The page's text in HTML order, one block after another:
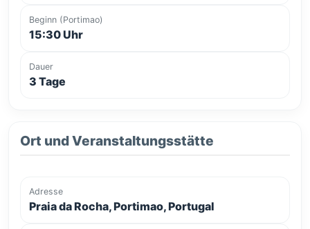
Beginn (Portimao)
15:30 Uhr
Dauer
3 Tage
Ort und Veranstaltungsstätte
Adresse
Praia da Rocha, Portimao, Portugal